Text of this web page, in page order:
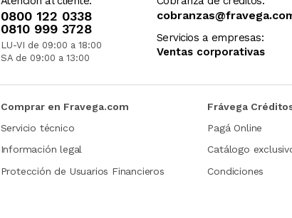
0800 122 0338
0810 999 3728
LU-VI de 09:00 a 18:00
SA de 09:00 a 13:00
Servicios a empresas:
Ventas corporativas
Comprar en Fravega.com
Servicio técnico
Información legal
Protección de Usuarios Financieros
Frávega
Pagá Online
Catálogo
Condiciones